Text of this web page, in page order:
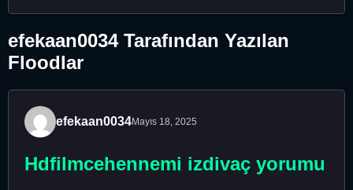
efekaan0034 Tarafından Yazılan
Floodlar
efekaan0034Mayıs 18, 2025
Hdfilmcehennemi izdivaç yorumu